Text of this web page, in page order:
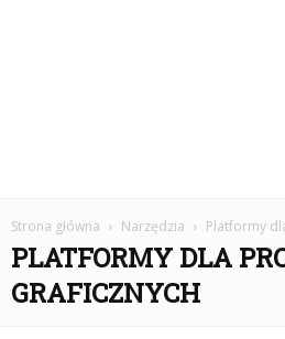
Strona główna Narzędzia Platformy
PLATFORMY DLA
GRAFICZNYCH